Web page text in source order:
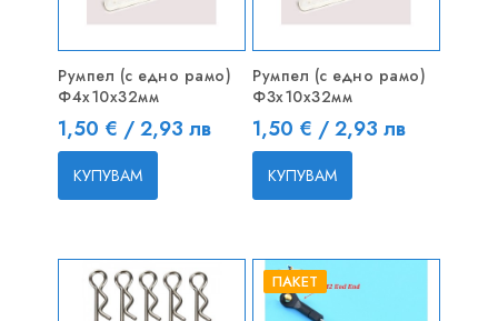
Румпел (с едно рамо)
Ф4х10x32мм
Цена
1,50 € / 2,93 лв
КУПУВАМ
Румпел (с едно рамо)
Ф3х10x32мм
Цена
1,50 € / 2,93 лв
КУПУВАМ
ПАКЕТ